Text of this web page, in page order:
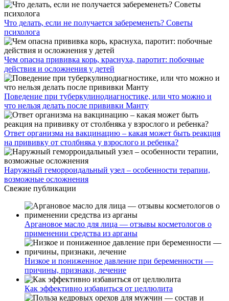
Что делать, если не получается забеременеть? Советы
психолога
Чем опасна прививка корь, краснуха, паротит: побочные
действия и осложнения у детей
Поведение при туберкулинодиагностике, или что можно и
что нельзя делать после прививки Манту
Ответ организма на вакцинацию – какая может быть реакция
на прививку от столбняка у взрослого и ребенка?
Наружный геморроидальный узел – особенности терапии,
возможные осложнения
Свежие публикации
Аргановое масло для лица — отзывы косметологов о
применении средства из арганы
Низкое и пониженное давление при беременности —
причины, признаки, лечение
Как эффективно избавиться от целлюлита